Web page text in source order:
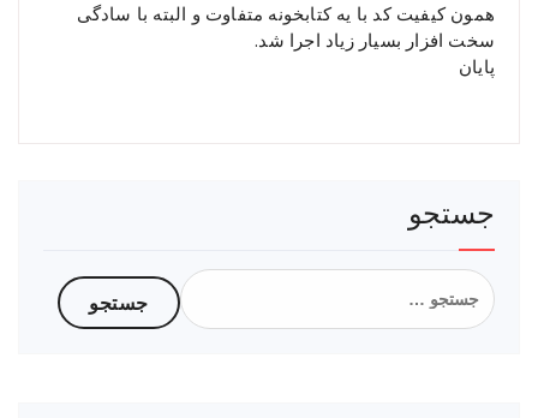
همون کیفیت کد با یه کتابخونه متفاوت و البته با سادگی
سخت افزار بسیار زیاد اجرا شد.
پایان
جستجو
جستجو
برای: